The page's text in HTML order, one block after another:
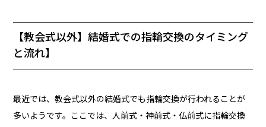
【教会式以外】結婚式での指輪交換のタイミング
と流れ】
最近では、教会式以外の結婚式でも指輪交換が行われることが
多いようです。ここでは、人前式・神前式・仏前式に指輪交換